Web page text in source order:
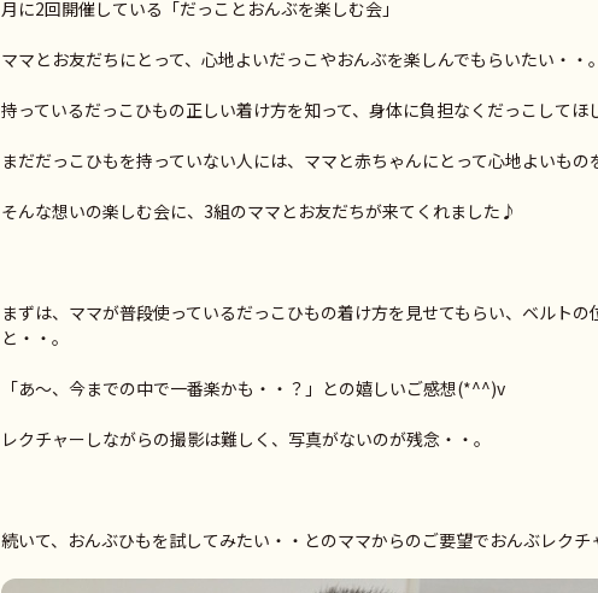
月に2回開催している「だっことおんぶを楽しむ会」
ママとお友だちにとって、心地よいだっこやおんぶを楽しんでもらいたい・・。
持っているだっこひもの正しい着け方を知って、身体に負担なくだっこしてほ
まだだっこひもを持っていない人には、ママと赤ちゃんにとって心地よいもの
そんな想いの楽しむ会に、3組のママとお友だちが来てくれました♪
まずは、ママが普段使っているだっこひもの着け方を見せてもらい、ベルトの
と・・。
「あ～、今までの中で一番楽かも・・？」との嬉しいご感想(*^^)v
レクチャーしながらの撮影は難しく、写真がないのが残念・・。
続いて、おんぶひもを試してみたい・・とのママからのご要望でおんぶレクチ